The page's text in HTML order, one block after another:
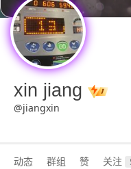
xin jiang
@jiangxin
动态 群组 赞 关注